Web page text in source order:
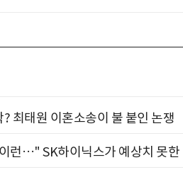
최태원 이혼소송이 불 붙인 논쟁
런…" SK하이닉스가 예상치 못한